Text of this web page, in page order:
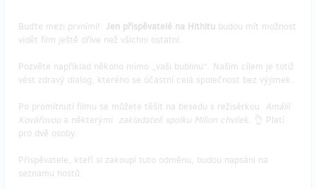
Buďte mezi prvními! Jen přispěvatelé na Hithitu budou mít možnost
vidět film ještě dříve než všichni ostatní.
Pozvěte například někoho mimo „vaši bublinu“. Našim cílem je totiž
vést zdravý dialog, kterého se účastní celá společnost bez výjimek.
Po promítnutí filmu se můžete těšit na besedu s režisérkou Amálií
Kovářovou a některými zakladateli spolku Milion chvilek. 👌 Platí
pro dvě osoby.
Přispěvatele, kteří si zakoupí tuto odměnu, budou napsáni na
seznamu hostů.